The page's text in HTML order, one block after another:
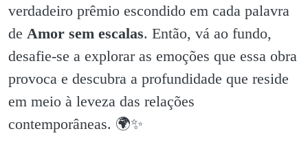
verdadeiro prêmio escondido em cada palavra
de Amor sem escalas. Então, vá ao fundo,
desafie-se a explorar as emoções que essa obra
provoca e descubra a profundidade que reside
em meio à leveza das relações
contemporâneas. 🌍✨️